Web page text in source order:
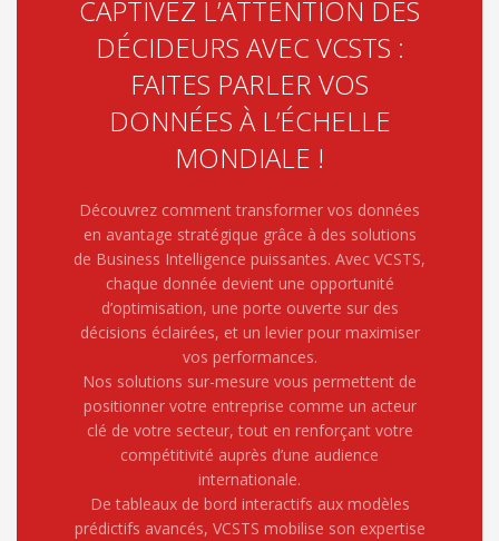
CAPTIVEZ L’ATTENTION DES
DÉCIDEURS AVEC VCSTS :
FAITES PARLER VOS
DONNÉES À L’ÉCHELLE
MONDIALE !
Découvrez comment transformer vos données
en avantage stratégique grâce à des solutions
de Business Intelligence puissantes. Avec VCSTS,
chaque donnée devient une opportunité
d’optimisation, une porte ouverte sur des
décisions éclairées, et un levier pour maximiser
vos performances.
Nos solutions sur-mesure vous permettent de
positionner votre entreprise comme un acteur
clé de votre secteur, tout en renforçant votre
compétitivité auprès d’une audience
internationale.
De tableaux de bord interactifs aux modèles
prédictifs avancés, VCSTS mobilise son expertise